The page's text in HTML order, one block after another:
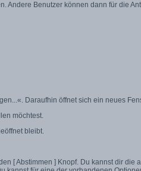
Benutzer können dann für die
Daraufhin öffnet sich ein neues
möchtest.
bleibt.
[ Abstimmen ] Knopf. Du kannst dir